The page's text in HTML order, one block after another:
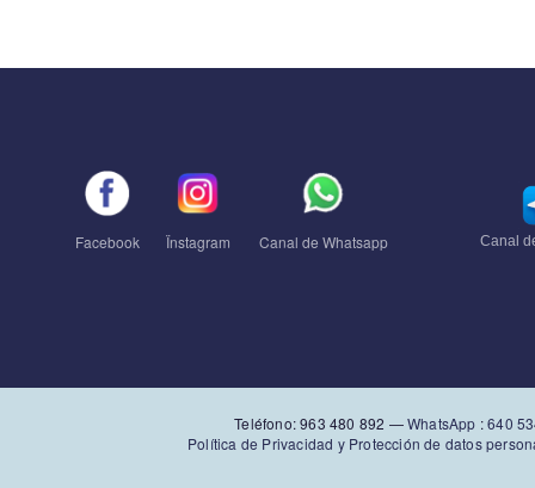
Facebook Ïnstagram Canal de Whatsapp Canal
Teléfono: 963 480 892‬ —WhatsApp :640
Política de Privacidad y Protección de datos